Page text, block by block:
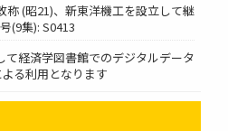
(昭21)、新東洋機工を設立して継
(9集): S0413
経済学図書館でのデジタルデータ
る利用となります